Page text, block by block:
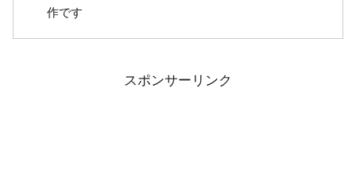
作です
スポンサーリンク